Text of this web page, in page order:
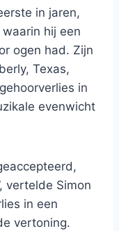
in jaren,
hij een
ogen had. Zijn
Texas,
in
evenwicht
vertelde Simon
in een
vertoning.